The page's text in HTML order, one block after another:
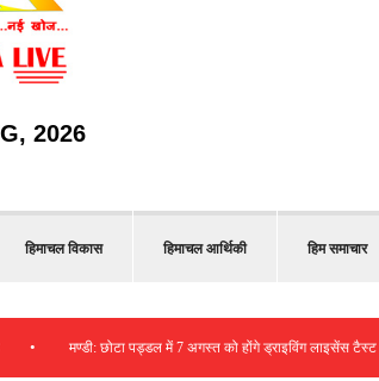
2026
हिमाचल विकास हिमाचल आर्थिकी हिम समाचार
मण्डी: छोटा पड्डल में 7 अगस्त को होंगे ड्राइविंग लाइसेंस टैस्ट •